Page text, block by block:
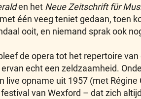
en het Neue Zeitschrift für
één veeg teniet gedaan, toen
ooit, en niemand sprak ook
de opera tot het repertoire
echt een zeldzaamheid.
live opname uit 1957 (met
van Wexford – dat zich